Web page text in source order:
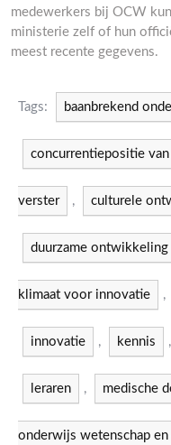
medewerkers bij OCW
ministerie zelf of hun
meest recente gegevens.
Tags: baanbrekend
concurrentiepositie
verster , culturele
duurzame ontwikkeling
klimaat voor innovatie ,
innovatie , kennis ,
leraren , medische
onderwijs wetenschap